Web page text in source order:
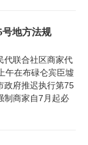
号地方法规
代联合社区商家代
午在布碌仑宾臣墟
政府推迟执行第75
制商家自7月起必